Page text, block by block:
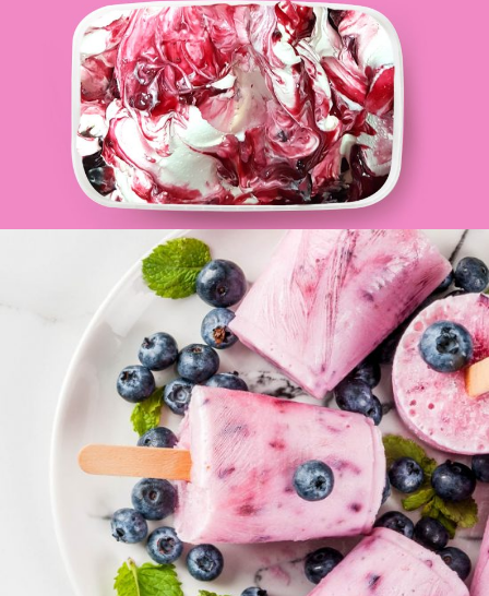
Vaschette gelato
GELATERIA
Stecchi di frutta
GELATERIA